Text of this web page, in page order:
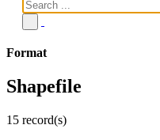
Format
Shapefile
15 record(s)